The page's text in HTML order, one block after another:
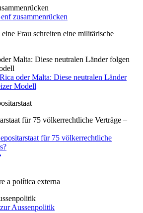
zusammenrücken
Malta: Diese neutralen Länder folgen
oder Malta: Diese neutralen Länder
Modell
für 75 völkerrechtliche Verträge –
für 75 völkerrechtliche
Aussenpolitik